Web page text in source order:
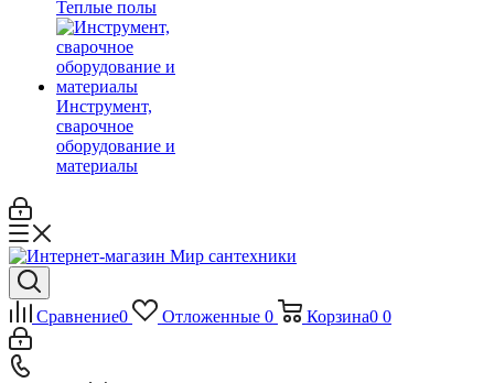
Теплые полы
Инструмент,
сварочное
оборудование и
материалы
Сравнение0 Отложенные 0 Корзина0 0